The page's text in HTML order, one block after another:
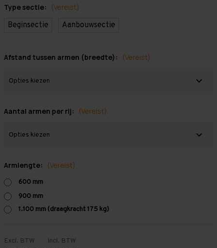
Type sectie: (Vereist)
Beginsectie Aanbouwsectie
Afstand tussen armen (breedte): (Vereist)
Aantal armen per rij: (Vereist)
Armlengte: (Vereist)
600 mm
900 mm
1.100 mm (draagkracht 175 kg)
Excl. BTW Incl. BTW